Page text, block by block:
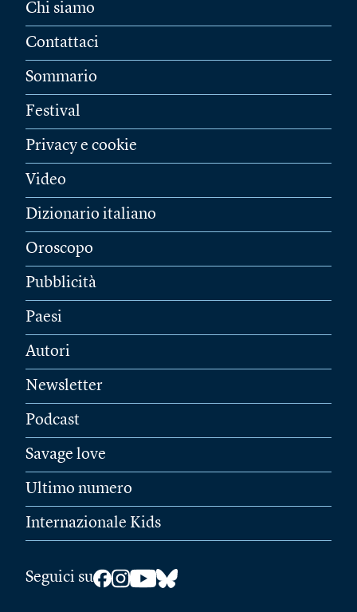
Chi siamo
Contattaci
Sommario
Festival
Privacy e cookie
Video
Dizionario italiano
Oroscopo
Pubblicità
Paesi
Autori
Newsletter
Podcast
Savage love
Ultimo numero
Internazionale Kids
Seguici su